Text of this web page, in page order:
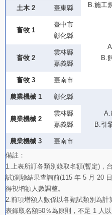
B.施工
土木 2 臺東縣
畜牧 1
臺中市
彰化縣
B.
畜牧 2
雲林縣
嘉義縣
畜牧 3 臺南市
農業機械 1 彰化縣
A.
B.引
農業機械 2
雲林縣
嘉義縣
農業機械 3 臺南市
備註：
1.上表所訂各類別錄取名額(暫定)，
試)測驗結果查詢前(115 年 5 月 20
得視增額人數調整。
2.前項增額人數係以各甄試類別為
表錄取名額50％為原則，不足 1 人以